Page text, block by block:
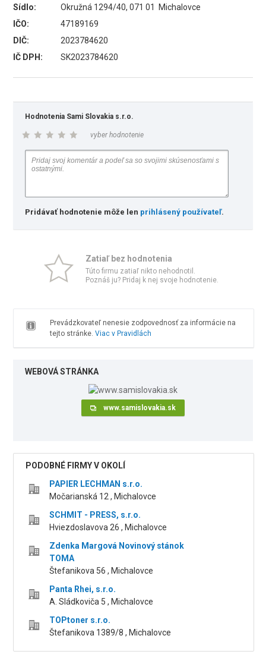
Sídlo:
Okružná 1294/40, 071 01 Michalovce
IČO:
47189169
DIČ:
2023784620
IČ DPH:
SK2023784620
Hodnotenia Sami Slovakia s.r.o.
vyber hodnotenie
Pridávať hodnotenie môže len prihlásený používateľ.
Zatiaľ bez hodnotenia
Túto firmu zatiaľ nikto nehodnotil.
Poznáš ju? Pridaj k nej svoje hodnotenie.
Prevádzkovateľ nenesie zodpovednosť za informácie na
tejto stránke. Viac v Pravidlách
WEBOVÁ STRÁNKA
www.samislovakia.sk
PODOBNÉ FIRMY V OKOLÍ
PAPIER LECHMAN s.r.o.
Močarianská 12 , Michalovce
SCHMIT - PRESS, s.r.o.
Hviezdoslavova 26 , Michalovce
Zdenka Margová Novinový stánok
TOMA
Štefanikova 56 , Michalovce
Panta Rhei, s.r.o.
A. Sládkoviča 5 , Michalovce
TOPtoner s.r.o.
Štefanikova 1389/8 , Michalovce